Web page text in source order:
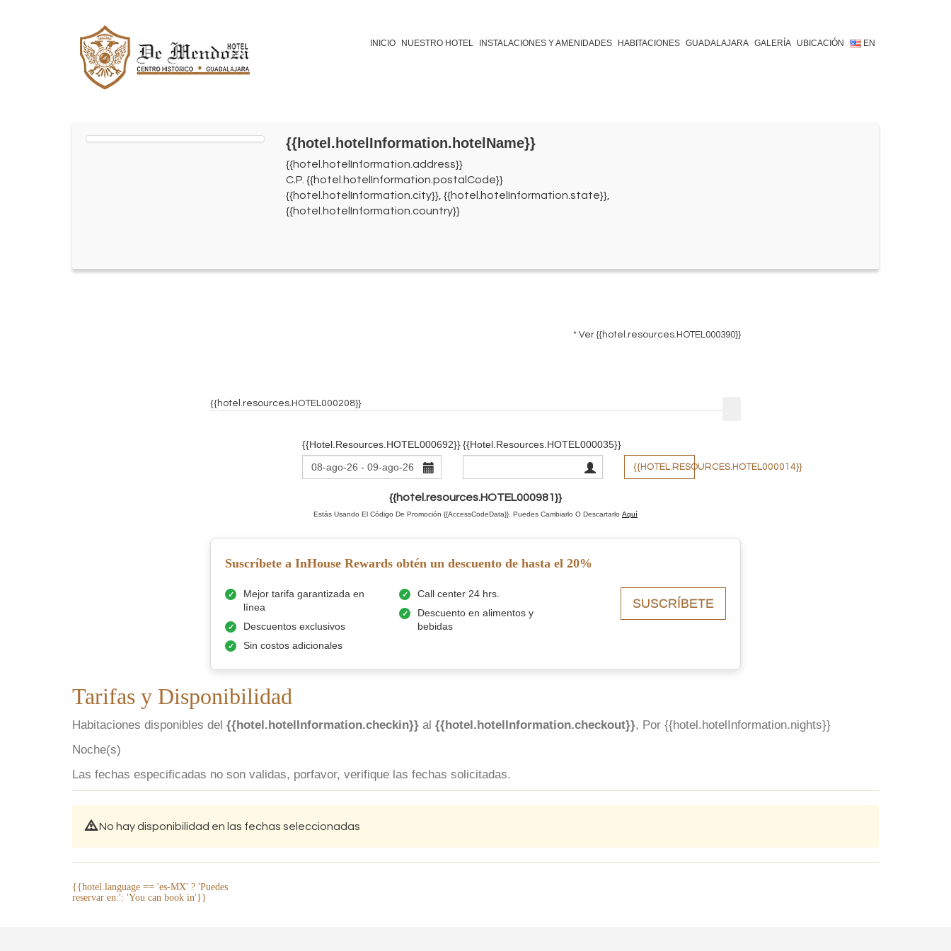
INICIO NUESTRO HOTEL INSTALACIONES Y AMENIDADES HABITACIONES GUADALAJARA GALERÍA UBICACIÓN EN
{{hotel.hotelInformation.hotelName}}
{{hotel.hotelInformation.address}}
C.P. {{hotel.hotelInformation.postalCode}}
{{hotel.hotelInformation.city}}, {{hotel.hotelInformation.state}},
{{hotel.hotelInformation.country}}
* Ver{{hotel.resources.HOTEL000390}}
{{hotel.resources.HOTEL000208}}
{{hotel.resources.HOTEL000692}} {{hotel.resources.HOTEL000035}}
{{HOTEL.RESOURCES.HOTEL000014}}
{{hotel.resources.HOTEL000981}}
Estás Usando El Código De Promoción {{AccessCodeData}}. Puedes Cambiarlo O Descartarlo Aquí
Suscríbete a InHouse Rewards obtén un descuento de hasta el 20%
Mejor tarifa garantizada en
línea
Descuentos exclusivos
Sin costos adicionales
Call center 24 hrs.
Descuento en alimentos y
bebidas
SUSCRÍBETE
Tarifas y Disponibilidad
Habitaciones disponibles del {{hotel.hotelInformation.checkin}} al {{hotel.hotelInformation.checkout}}, Por {{hotel.hotelInformation.nights}}
Noche(s)
Las fechas especificadas no son validas, porfavor, verifique las fechas solicitadas.
No hay disponibilidad en las fechas seleccionadas
{{hotel.language == 'es-MX' ? 'Puedes
reservar en:': 'You can book in'}}